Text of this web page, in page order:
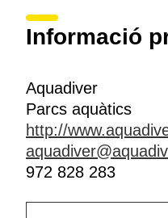
Informació
Aquadiver
Parcs aquàtics
http://
972 828 283